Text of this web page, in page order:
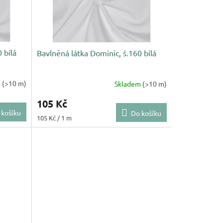
bílá
(>10 m)
Bavlněná látka Dominic, š.160 bílá
Skladem (>10 m)
105 Kč
Měrná
cena:
105 Kč / 1 m
Do košíku